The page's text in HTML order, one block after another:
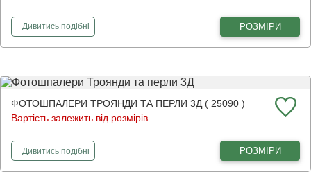
Дивитисьфотошпалери
подібні РОЗМІРИ
ФОТОШПАЛЕРИ ТРОЯНДИ ТА ПЕРЛИ 3Д ( 25090 )
Вартість залежить від розмірів
Дивитисьфотошпалери
подібні РОЗМІРИ